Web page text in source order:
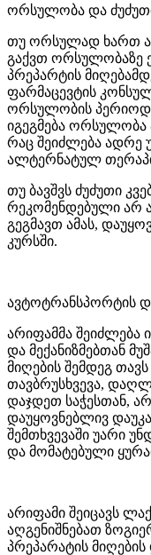
ორსულობა და
თუ ორსულად ხართ ან
გაქვთ ორსულობაზე
პრეპარტის
ფარმაცევტის
ორსულობის
იგეგმება
რაც შეიძლება ადრე
ალტერნატულ
თუ ბავშვს ძუძუთი
რეკომენდებული არ
გეგმავთ ამას,
კურსში.
ავტოტრანსპორტის და
არიფამმა შეიძლება
და მექანიზმებთან
მიღების შემდეგ
თავბრუსხვევა,
დაჯდეთ საჭესთან,
დაუყოვნებლივ
შემთხვევაში უარი
და მომატებული
არიფამი შეიცავს
აღგენიშნებათ
პრეპარატის